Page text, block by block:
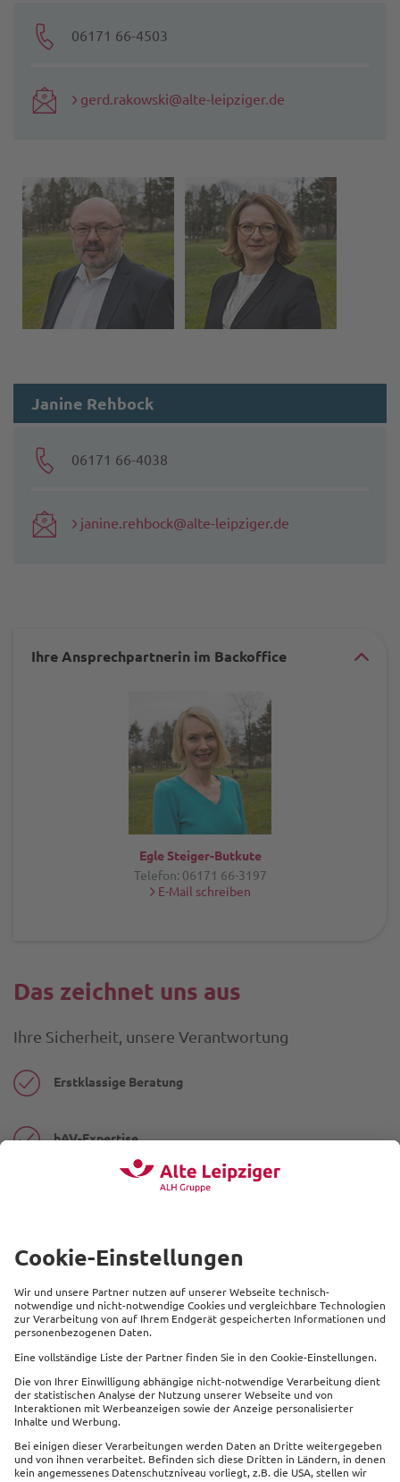
06171 66-4503
gerd.rakowski@alte-leipziger.de
Janine Rehbock
06171 66-4038
janine.rehbock@alte-leipziger.de
Ihre Ansprechpartnerin im Backoffice
Egle Steiger-Butkute
Telefon: 06171 66-3197
E-Mail schreiben
Das zeichnet uns aus
Ihre Sicherheit, unsere Verantwortung
Erstklassige Beratung
bAV-Expertise
Individuelle Lösungskonzepte
Wertschätzung & Verlässlichkeit
Beliebte Produkte
Service
Kontakt
Links